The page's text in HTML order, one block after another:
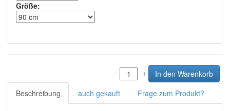
Größe:
- +
Beschreibung auch gekauft Frage zum Produkt?